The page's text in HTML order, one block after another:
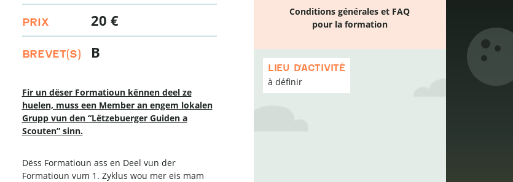
PRIX 20 €
BREVET(S) B
Fir un dëser Formatioun kënnen deel ze
huelen, muss een Member an engem lokalen
Grupp vun den “Lëtzebuerger Guiden a
Scouten” sinn.
Dëss Formatioun ass en Deel vun der
Formatioun vum 1. Zyklus wou mer eis mam
Conditions générales et FAQ
pour la formation
LIEU D'ACTIVITÉ
à définir
Passer
carte